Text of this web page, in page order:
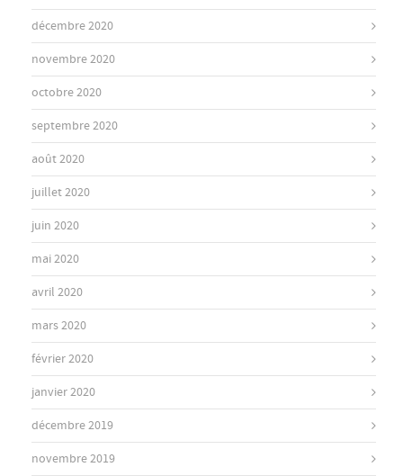
décembre 2020
novembre 2020
octobre 2020
septembre 2020
août 2020
juillet 2020
juin 2020
mai 2020
avril 2020
mars 2020
février 2020
janvier 2020
décembre 2019
novembre 2019